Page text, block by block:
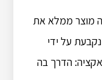
מוצר ממלא את
על ידי
הדרך בה